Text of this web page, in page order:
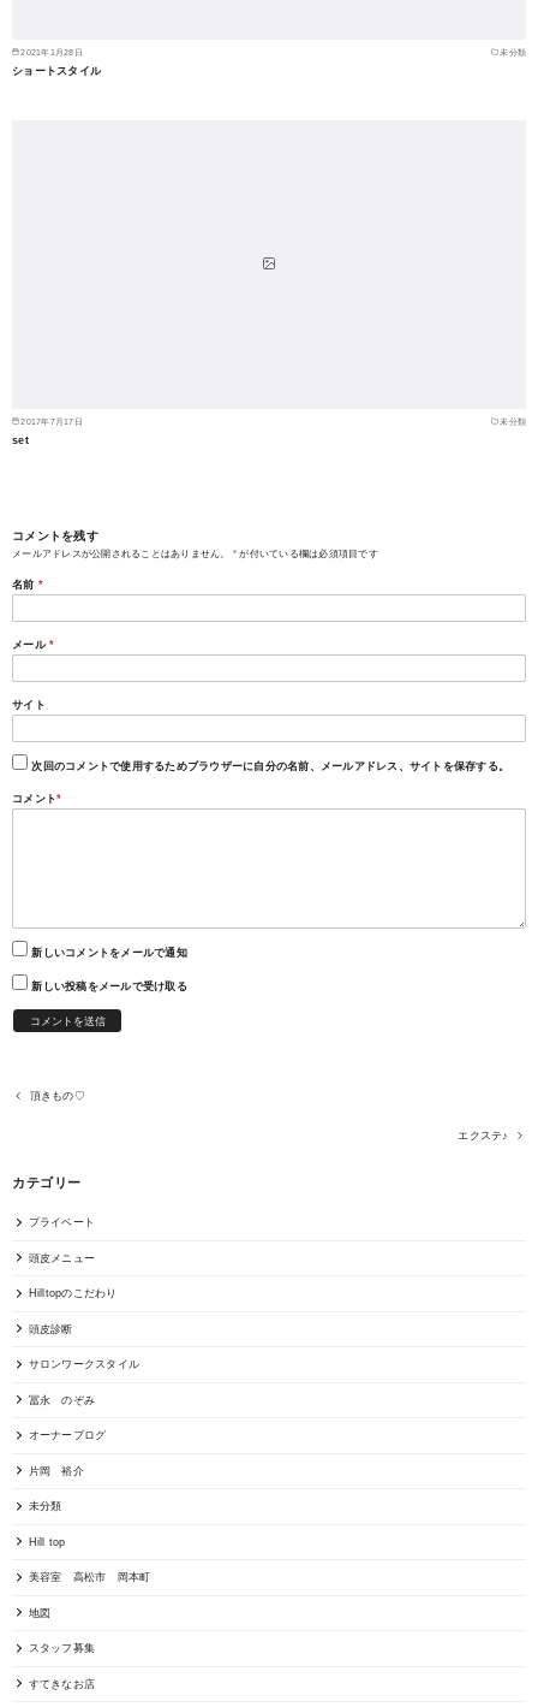
2021年1月28日 未分類
ショートスタイル
2017年7月17日 未分類
set
コメントを残す
メールアドレスが公開されることはありません。 * が付いている欄は必須項目です
名前 *
メール *
サイト
次回のコメントで使用するためブラウザーに自分の名前、メールアドレス、サイトを保存する。
コメント*
新しいコメントをメールで通知
新しい投稿をメールで受け取る
頂きもの♡
エクステ♪
カテゴリー
プライベート
頭皮メニュー
Hilltopのこだわり
頭皮診断
サロンワークスタイル
冨永 のぞみ
オーナーブログ
片岡 裕介
未分類
Hill top
美容室 高松市 岡本町
地図
スタッフ募集
すてきなお店